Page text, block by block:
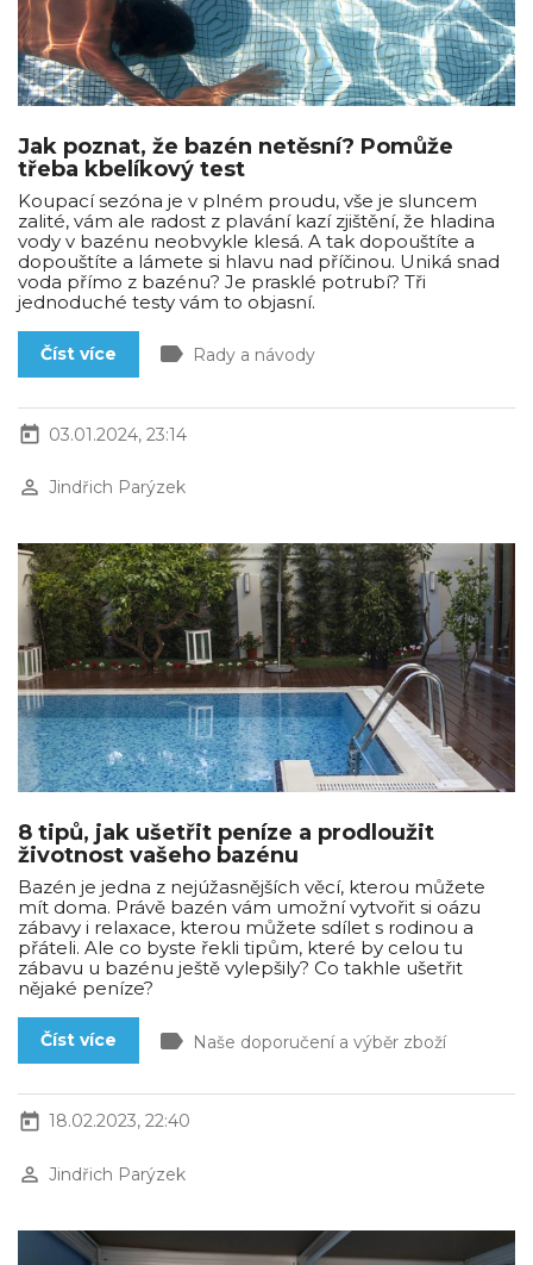
Jak poznat, že bazén netěsní? Pomůže
třeba kbelíkový test
Koupací sezóna je v plném proudu, vše je sluncem
zalité, vám ale radost z plavání kazí zjištění, že hladina
vody v bazénu neobvykle klesá. A tak dopouštíte a
dopouštíte a lámete si hlavu nad příčinou. Uniká snad
voda přímo z bazénu? Je prasklé potrubí? Tři
jednoduché testy vám to objasní.
Číst více label Rady a návody
today 03.01.2024, 23:14
perm_identity Jindřich Parýzek
8 tipů, jak ušetřit peníze a prodloužit
životnost vašeho bazénu
Bazén je jedna z nejúžasnějších věcí, kterou můžete
mít doma. Právě bazén vám umožní vytvořit si oázu
zábavy i relaxace, kterou můžete sdílet s rodinou a
přáteli. Ale co byste řekli tipům, které by celou tu
zábavu u bazénu ještě vylepšily? Co takhle ušetřit
nějaké peníze?
Číst více label Naše doporučení a výběr zboží
today 18.02.2023, 22:40
perm_identity Jindřich Parýzek